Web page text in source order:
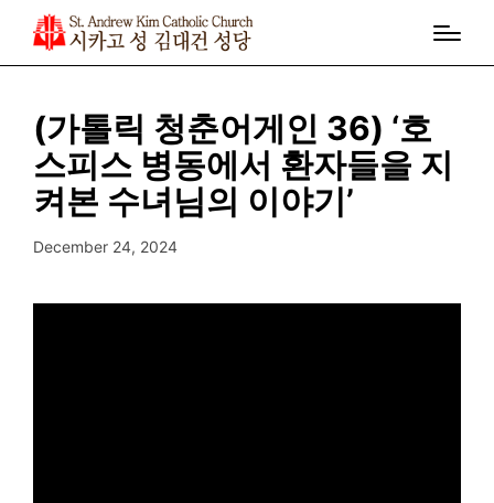
(가톨릭 청춘어게인 36) ‘호
스피스 병동에서 환자들을 지
켜본 수녀님의 이야기’
December 24, 2024